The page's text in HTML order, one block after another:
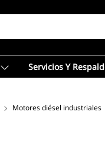
Servicios Y
Motores diésel industriales